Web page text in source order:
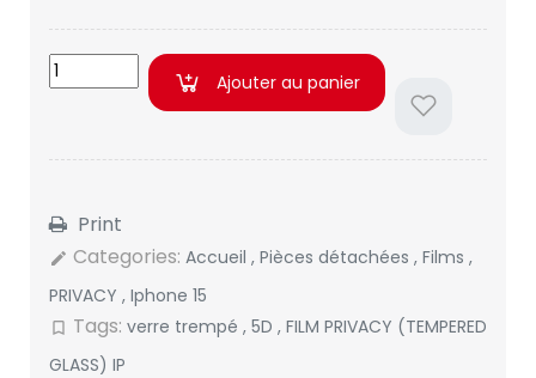
Ajouter au panier
Print
edit Categories: Accueil , Pièces détachées , Films ,
PRIVACY , Iphone 15
bookmark_border Tags: verre trempé , 5D , FILM PRIVACY (TEMPERED
GLASS) IP